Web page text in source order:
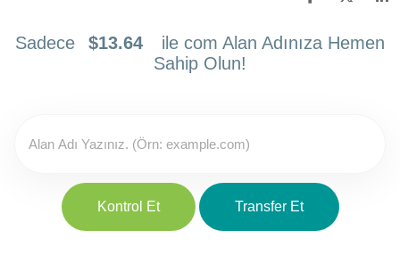
Sadece $13.64
ile com Alan Adınıza Hemen
Sahip Olun!
Kontrol Et Transfer Et